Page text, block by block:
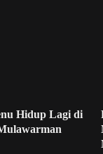
Hidup Lagi di